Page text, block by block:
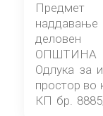
Предмет
наддавање
деловен
ОПШТИНА
Одлука за
простор во
КП бр.